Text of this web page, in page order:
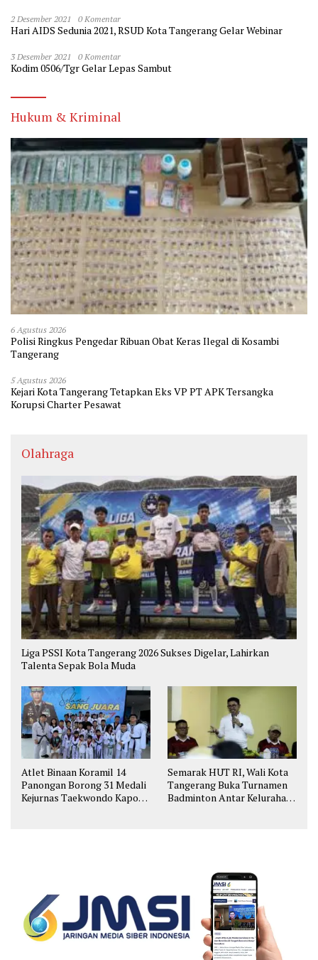
2 Desember 2021 0 Komentar
Hari AIDS Sedunia 2021, RSUD Kota Tangerang Gelar Webinar
3 Desember 2021 0 Komentar
Kodim 0506/Tgr Gelar Lepas Sambut
Hukum & Kriminal
6 Agustus 2026
Polisi Ringkus Pengedar Ribuan Obat Keras Ilegal di Kosambi
Tangerang
5 Agustus 2026
Kejari Kota Tangerang Tetapkan Eks VP PT APK Tersangka
Korupsi Charter Pesawat
Olahraga
Liga PSSI Kota Tangerang 2026 Sukses Digelar, Lahirkan
Talenta Sepak Bola Muda
Atlet Binaan Koramil 14
Panongan Borong 31 Medali
Kejurnas Taekwondo Kapolri
Semarak HUT RI, Wali Kota
Tangerang Buka Turnamen
Badminton Antar Kelurahan